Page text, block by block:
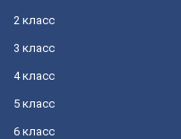
2 класс
3 класс
4 класс
5 класс
6 класс